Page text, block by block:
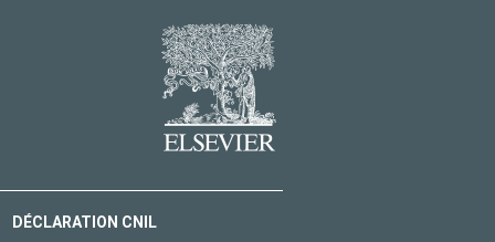
DÉCLARATION CNIL